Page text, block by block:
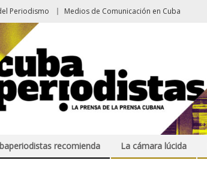
Periodismo Medios de Comunicación en Cuba
recomienda La cámara lúcida